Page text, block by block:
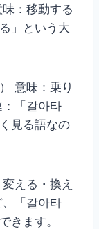
：移動する
」という大
意味：乗り
「갈아타
見る語なの
える・換え
「갈아타
きます。